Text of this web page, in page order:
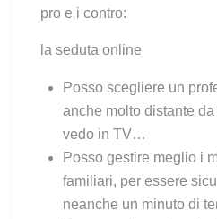
pro e i contro:
la seduta online
Posso scegliere un
anche molto distante
vedo in TV…
Posso gestire meglio i
familiari, per essere
neanche un minuto di